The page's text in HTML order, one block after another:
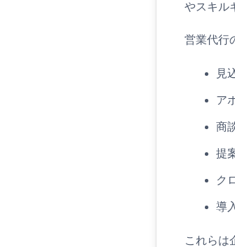
やスキル
営業代行
見
ア
商
提
ク
導
これらは